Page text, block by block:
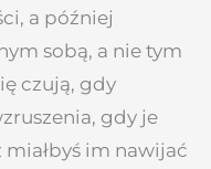
a później
sobą, a nie tym
czują, gdy
gdy je
miałbyś im nawijać